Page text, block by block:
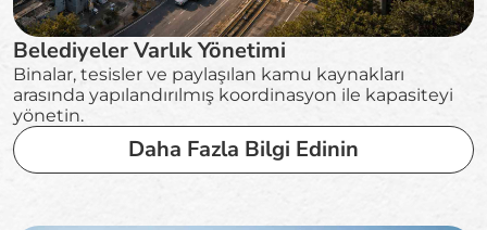
Belediyeler Varlık Yönetimi
Binalar, tesisler ve paylaşılan kamu kaynakları
arasında yapılandırılmış koordinasyon ile kapasiteyi
yönetin.
Daha Fazla Bilgi Edinin